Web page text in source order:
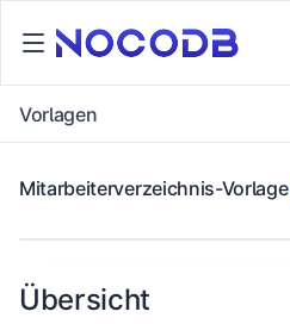
Vorlagen
Mitarbeiterverzeichnis-Vorlage
Übersicht